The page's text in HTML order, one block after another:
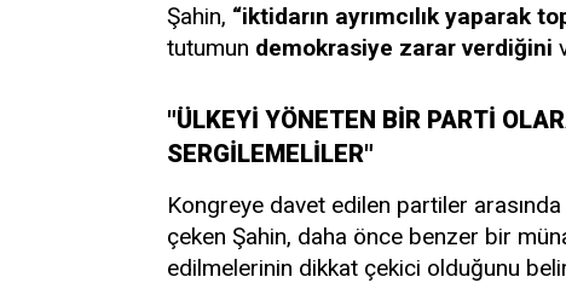
Şahin, “iktidarın ayrımcılık yaparak
tutumun demokrasiye zarar verdiğini
"ÜLKEYİ YÖNETEN BİR PARTİ
SERGİLEMELİLER"
Kongreye davet edilen partiler arasında
çeken Şahin, daha önce benzer bir
edilmelerinin dikkat çekici olduğunu